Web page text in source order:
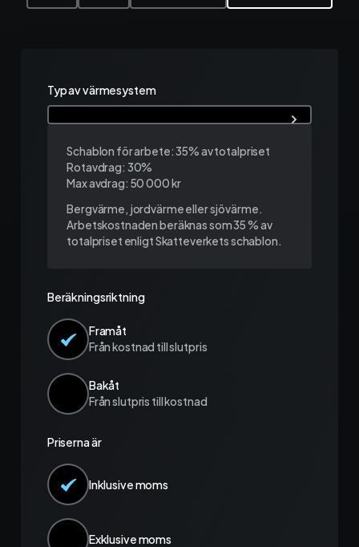
Visma Administration
Arbetsorder
Typ av värmesystem
Schablon för arbete: 35% av totalpriset
Rotavdrag: 30%
Max avdrag: 50 000 kr
Bergvärme, jordvärme eller sjövärme.
Arbetskostnaden beräknas som 35 % av
totalpriset enligt Skatteverkets schablon.
Beräkningsriktning
Framåt
Från kostnad till slutpris
Bakåt
Från slutpris till kostnad
Priserna är
Inklusive moms
Exklusive moms